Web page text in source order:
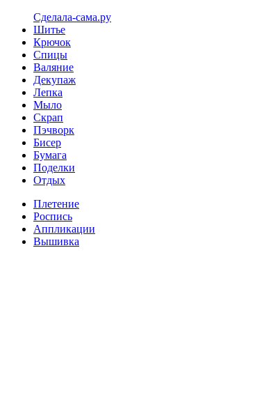
Сделала-сама.ру
Шитье
Крючок
Спицы
Валяние
Декупаж
Лепка
Мыло
Скрап
Пэчворк
Бисер
Бумага
Поделки
Отдых
Плетение
Роспись
Аппликации
Вышивка